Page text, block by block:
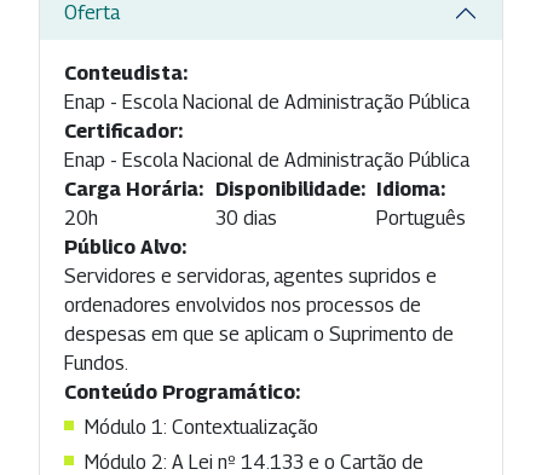
Oferta
Conteudista:
Enap - Escola Nacional de Administração Pública
Certificador:
Enap - Escola Nacional de Administração Pública
Carga Horária:
20h
Disponibilidade:
30 dias
Idioma:
Português
Público Alvo:
Servidores e servidoras, agentes supridos e
ordenadores envolvidos nos processos de
despesas em que se aplicam o Suprimento de
Fundos.
Conteúdo Programático:
Módulo 1: Contextualização
Módulo 2: A Lei nº 14.133 e o Cartão de